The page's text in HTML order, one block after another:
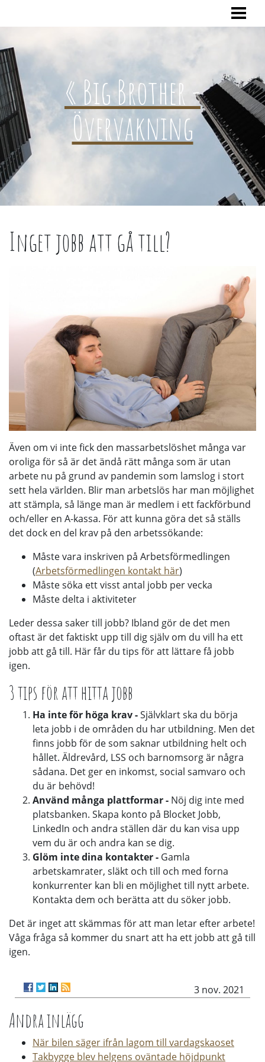
« Big Brother -
Övervakning
Inget jobb att gå till?
Även om vi inte fick den massarbetslöshet många var
oroliga för så är det ändå rätt många som är utan
arbete nu på grund av pandemin som lamslog i stort
sett hela världen. Blir man arbetslös har man möjlighet
att stämpla, så länge man är medlem i ett fackförbund
och/eller en A-kassa. För att kunna göra det så ställs
det dock en del krav på den arbetssökande:
Måste vara inskriven på Arbetsförmedlingen
(Arbetsförmedlingen kontakt här)
Måste söka ett visst antal jobb per vecka
Måste delta i aktiviteter
Leder dessa saker till jobb? Ibland gör de det men
oftast är det faktiskt upp till dig själv om du vill ha ett
jobb att gå till. Här får du tips för att lättare få jobb
igen.
3 tips för att hitta jobb
Ha inte för höga krav -Självklart ska du börja
leta jobb i de områden du har utbildning. Men det
finns jobb för de som saknar utbildning helt och
hållet. Äldrevård, LSS och barnomsorg är några
sådana. Det ger en inkomst, social samvaro och
du är behövd!
Använd många plattformar - Nöj dig inte med
platsbanken. Skapa konto på Blocket Jobb,
LinkedIn och andra ställen där du kan visa upp
vem du är och andra kan se dig.
Glöm inte dina kontakter - Gamla
arbetskamrater, släkt och till och med forna
konkurrenter kan bli en möjlighet till nytt arbete.
Kontakta dem och berätta att du söker jobb.
Det är inget att skämmas för att man letar efter arbete!
Våga fråga så kommer du snart att ha ett jobb att gå till
igen.
3 nov. 2021
Andra inlägg
När bilen säger ifrån lagom till vardagskaoset
Takbygge blev helgens oväntade höjdpunkt